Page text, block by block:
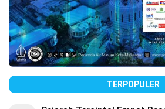
TERPOPULER